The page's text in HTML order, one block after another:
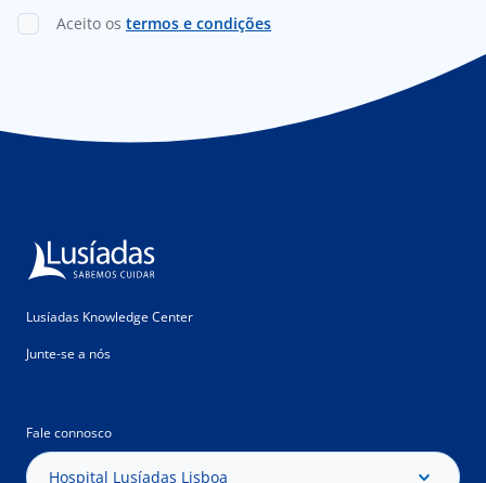
Aceito os termos e condições
Lusíadas Knowledge Center
Junte-se a nós
Fale connosco
Hospital Lusíadas Lisboa